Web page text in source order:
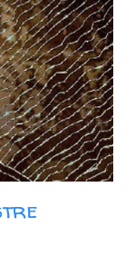
pelo pela
ritmo. Faixas: 01.
04. Despedida de
07. Men...